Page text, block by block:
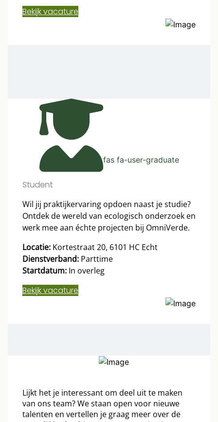
Bekijk vacature
fas fa-user-graduate
Student
Wil jij praktijkervaring opdoen naast je studie?
Ontdek de wereld van ecologisch onderzoek en
werk mee aan échte projecten bij OmniVerde.
Locatie: Kortestraat 20, 6101 HC Echt
Dienstverband: Parttime
Startdatum: In overleg
Bekijk vacature
Lijkt het je interessant om deel uit te maken
van ons team? We staan open voor nieuwe
talenten en vertellen je graag meer over de